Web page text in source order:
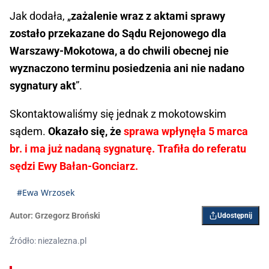
Jak dodała, „zażalenie wraz z aktami sprawy
zostało przekazane do Sądu Rejonowego dla
Warszawy-Mokotowa, a do chwili obecnej nie
wyznaczono terminu posiedzenia ani nie nadano
sygnatury akt”.
Skontaktowaliśmy się jednak z mokotowskim
sądem. Okazało się, żesprawa wpłynęła 5 marca
br. i ma już nadaną sygnaturę. Trafiła do referatu
sędzi Ewy Bałan-Gonciarz.
#Ewa Wrzosek
Autor: Grzegorz Broński Udostępnij
Źródło: niezalezna.pl